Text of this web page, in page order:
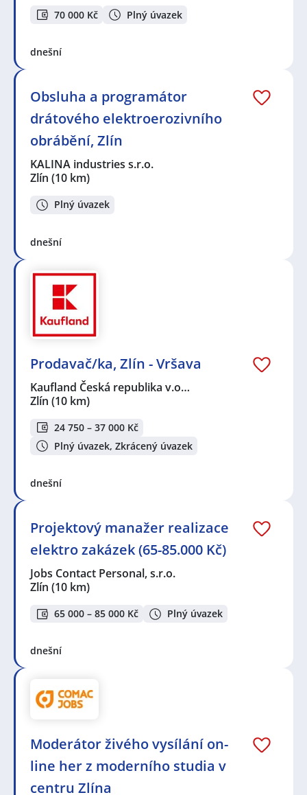
70 000 Kč Plný úvazek
dnešní
Obsluha a programátor
drátového elektroerozivního
obrábění, Zlín
KALINA industries s.r.o.
Zlín (10 km)
Plný úvazek
dnešní
Prodavač/ka, Zlín - Vršava
Kaufland Česká republika v.o…
Zlín (10 km)
24 750 – 37 000 Kč
Plný úvazek, Zkrácený úvazek
dnešní
Projektový manažer realizace
elektro zakázek (65-85.000 Kč)
Jobs Contact Personal, s.r.o.
Zlín (10 km)
65 000 – 85 000 Kč Plný úvazek
dnešní
Moderátor živého vysílání on-
line her z moderního studia v
centru Zlína